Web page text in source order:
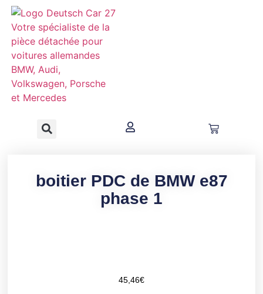
principal
boitier PDC de BMW e87
phase 1
45,46€